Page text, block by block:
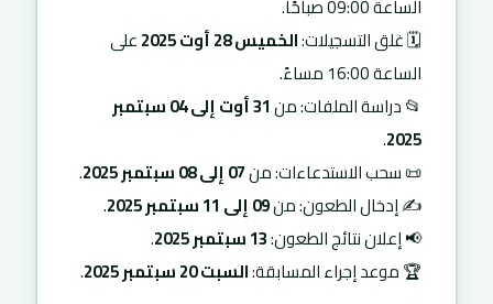
الساعة 09:00 صباحًا.
🗓 غلق التسجيلات:الخميس 28 أوت 2025
على
الساعة 16:00 مساءً.
📂 دراسة الملفات: من
31 أوت إلى 04 سبتمبر
2025
.
📜 سحب الاستدعاءات: من07 إلى 08 سبتمبر 2025
.
✍ إدخال الطعون: من09 إلى 11 سبتمبر 2025
.
📢 إعلان نتائج الطعون:13 سبتمبر 2025
.
🏆 موعد إجراء المسابقة:السبت 20 سبتمبر 2025 .